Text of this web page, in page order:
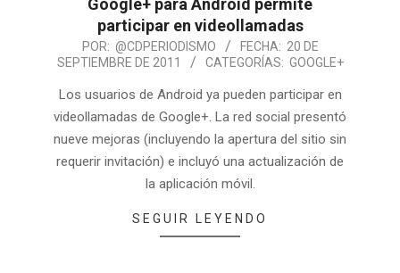
Google+ para Android permite
participar en videollamadas
POR: @CDPERIODISMO FECHA: 20 DE
SEPTIEMBRE DE 2011
CATEGORÍAS: GOOGLE+
Los usuarios de Android ya pueden participar en
videollamadas de Google+. La red social presentó
nueve mejoras (incluyendo la apertura del sitio sin
requerir invitación) e incluyó una actualización de
la aplicación móvil.
SEGUIR LEYENDO